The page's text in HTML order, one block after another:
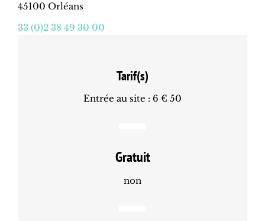
45100 Orléans
33 (0)2 38 49 30 00
Tarif(s)
Entrée au site : 6 € 50
Gratuit
non